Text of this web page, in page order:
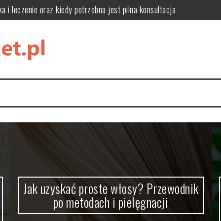
i pielęgnacji
leczenie i zapobieganie
style i funkcjonalne rozwiązania do domowej biblioteki
i leczenie oraz kiedy potrzebna jest pilna konsultacja
Jak uzyskać proste włosy? Przewodnik
po metodach i pielęgnacji